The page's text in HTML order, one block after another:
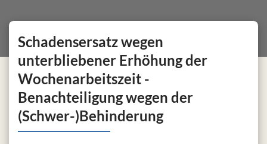
Schadensersatz wegen
unterbliebener Erhöhung der
Wochenarbeitszeit -
Benachteiligung wegen der
(Schwer-)Behinderung